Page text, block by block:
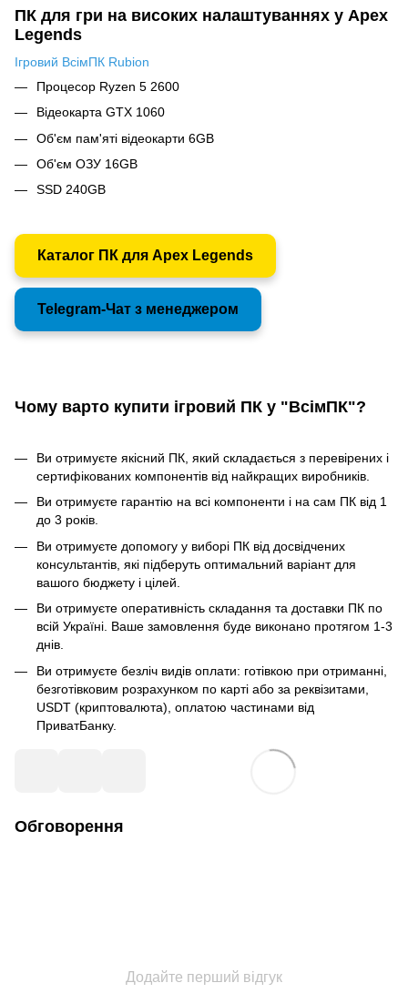
ПК для гри на високих налаштуваннях у Apex
Legends
Ігровий ВсімПК Rubion
Процесор Ryzen 5 2600
Відеокарта GTX 1060
Об'єм пам'яті відеокарти 6GB
Об'єм ОЗУ 16GB
SSD 240GB
Каталог ПК для Apex Legends
Telegram-Чат з менеджером
Чому варто купити ігровий ПК у "ВсімПК"?
Ви отримуєте якісний ПК, який складається з перевірених і
сертифікованих компонентів від найкращих виробників.
Ви отримуєте гарантію на всі компоненти і на сам ПК від 1
до 3 років.
Ви отримуєте допомогу у виборі ПК від досвідчених
консультантів, які підберуть оптимальний варіант для
вашого бюджету і цілей.
Ви отримуєте оперативність складання та доставки ПК по
всій Україні. Ваше замовлення буде виконано протягом 1-3
днів.
Ви отримуєте безліч видів оплати: готівкою при отриманні,
безготівковим розрахунком по карті або за реквізитами,
USDT (криптовалюта), оплатою частинами від
ПриватБанку.
Обговорення
Додайте перший відгук